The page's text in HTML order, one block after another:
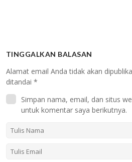
TINGGALKAN BALASAN
Alamat email Anda tidak akan
ditandai *
Simpan nama, email, dan situs
untuk komentar saya berikutnya.